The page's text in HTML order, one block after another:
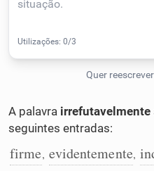
Humanizador de IA
A palavra irrefutavelmente
seguintes entradas:
firme, evidentemente,